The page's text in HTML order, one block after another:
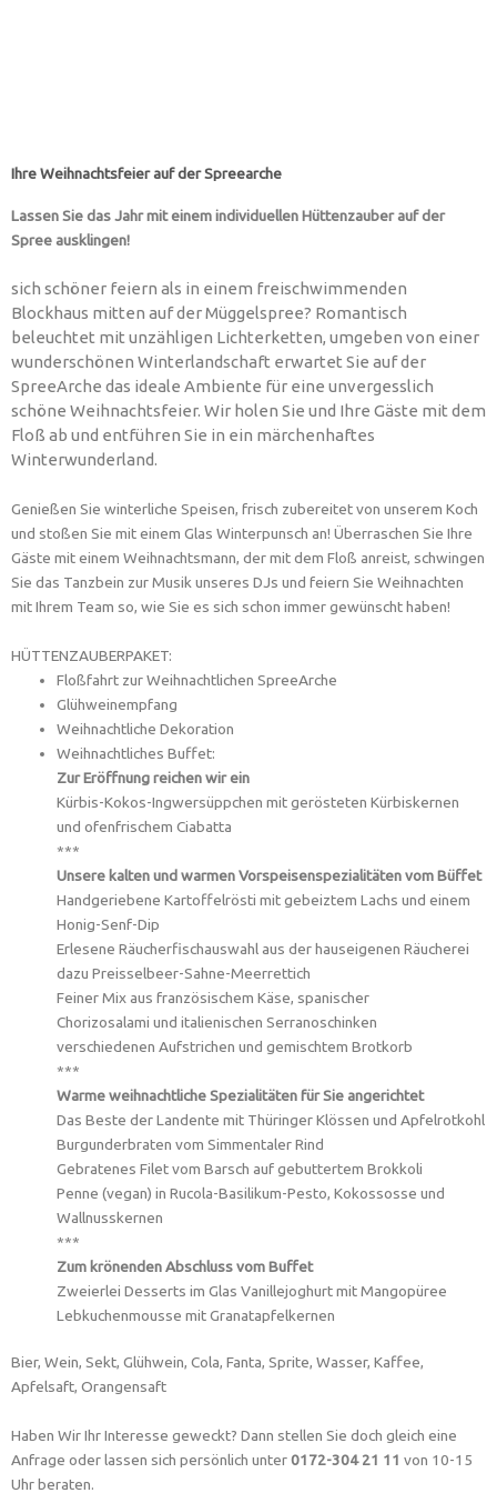
Ihre Weihnachtsfeier auf der Spreearche
Lassen Sie das Jahr mit einem individuellen Hüttenzauber auf der
Spree ausklingen!
sich schöner feiern als in einem freischwimmenden
Blockhaus mitten auf der Müggelspree? Romantisch
beleuchtet mit unzähligen Lichterketten, umgeben von einer
wunderschönen Winterlandschaft erwartet Sie auf der
SpreeArche das ideale Ambiente für eine unvergesslich
schöne Weihnachtsfeier. Wir holen Sie und Ihre Gäste mit dem
Floß ab und entführen Sie in ein märchenhaftes
Winterwunderland.
Genießen Sie winterliche Speisen, frisch zubereitet von unserem Koch
und stoßen Sie mit einem Glas Winterpunsch an! Überraschen Sie Ihre
Gäste mit einem Weihnachtsmann, der mit dem Floß anreist, schwingen
Sie das Tanzbein zur Musik unseres DJs und feiern Sie Weihnachten
mit Ihrem Team so, wie Sie es sich schon immer gewünscht haben!
HÜTTENZAUBERPAKET:
Floßfahrt zur Weihnachtlichen SpreeArche
Glühweinempfang
Weihnachtliche Dekoration
Weihnachtliches Buffet:
Zur Eröffnung reichen wir ein
Kürbis-Kokos-Ingwersüppchen mit gerösteten Kürbiskernen
und ofenfrischem Ciabatta
***
Unsere kalten und warmen Vorspeisenspezialitäten vom Büffet
Handgeriebene Kartoffelrösti mit gebeiztem Lachs und einem
Honig-Senf-Dip
Erlesene Räucherfischauswahl aus der hauseigenen Räucherei
dazu Preisselbeer-Sahne-Meerrettich
Feiner Mix aus französischem Käse, spanischer
Chorizosalami und italienischen Serranoschinken
verschiedenen Aufstrichen und gemischtem Brotkorb
***
Warme weihnachtliche Spezialitäten für Sie angerichtet
Das Beste der Landente mit Thüringer Klössen und Apfelrotkohl
Burgunderbraten vom Simmentaler Rind
Gebratenes Filet vom Barsch auf gebuttertem Brokkoli
Penne (vegan) in Rucola-Basilikum-Pesto, Kokossosse und
Wallnusskernen
***
Zum krönenden Abschluss vom Buffet
Zweierlei Desserts im Glas Vanillejoghurt mit Mangopüree
Lebkuchenmousse mit Granatapfelkernen
Bier, Wein, Sekt, Glühwein, Cola, Fanta, Sprite, Wasser, Kaffee,
Apfelsaft, Orangensaft
Haben Wir Ihr Interesse geweckt? Dann stellen Sie doch gleich eine
Anfrage oder lassen sich persönlich unter0172-304 21 11 von 10-15
Uhr beraten.